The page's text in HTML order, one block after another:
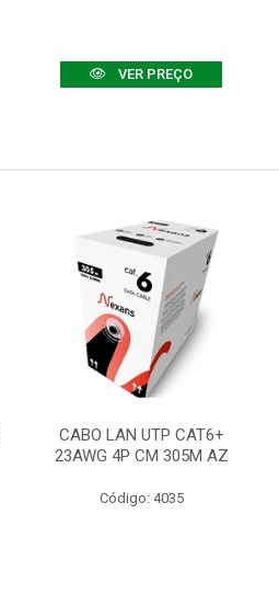
VER PREÇO
CABO LAN UTP CAT6+
23AWG 4P CM 305M AZ
Código: 4035